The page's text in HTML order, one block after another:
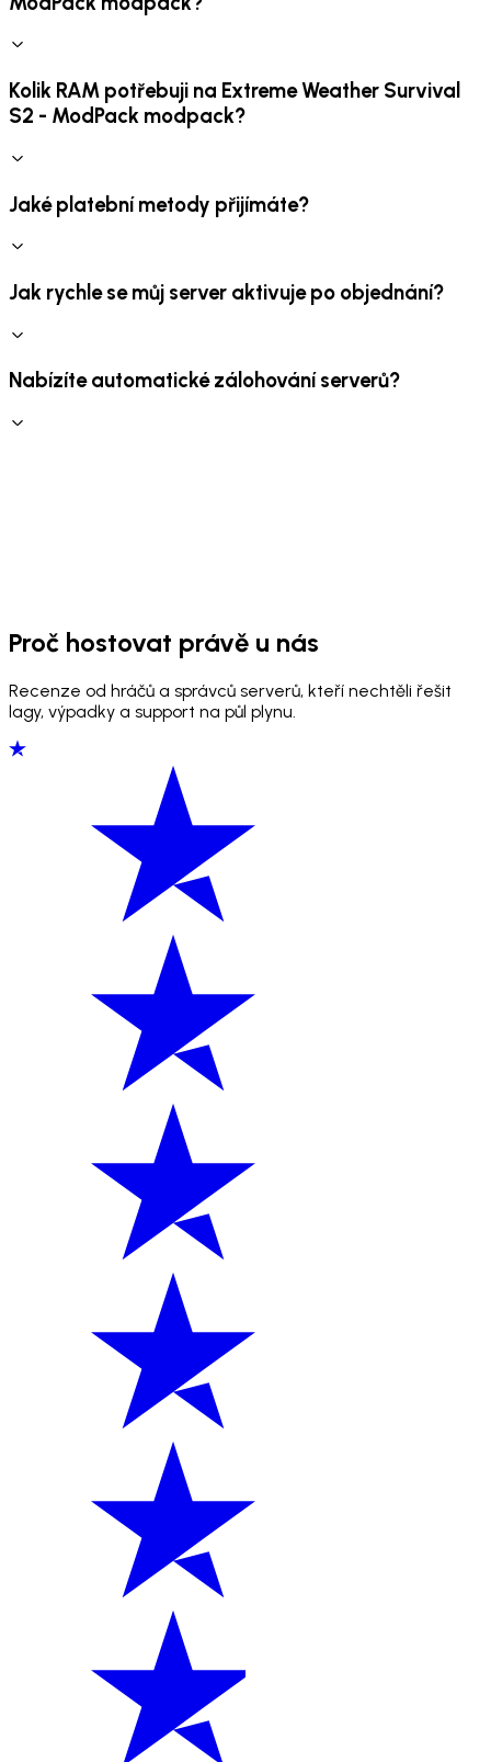
Kolik RAM potřebuji na Extreme Weather Survival
S2 - ModPack modpack?
Jaké platební metody přijímáte?
Jak rychle se můj server aktivuje po objednání?
Nabízíte automatické zálohování serverů?
Proč hostovat právě u nás
Recenze od hráčů a správců serverů, kteří nechtěli řešit
lagy, výpadky a support na půl plynu.